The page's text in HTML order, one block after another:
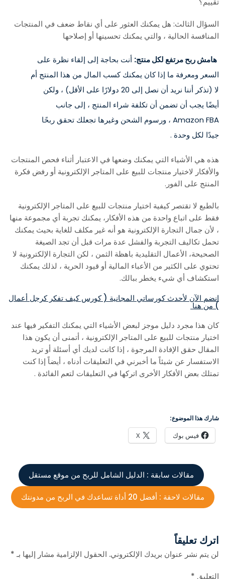
السؤال الثالث: هل يمكنك العثور على أي نقاط ضعف في المنتجات
المنافسة الحالية ، والتي يمكنك تحسينها أو إصلاحها
هامش ربح مرتفع لكل منتج: أنت بحاجة إلى إلقاء نظرة على
السعر ومعرفة ما إذا كان يمكنك كسب المال من هذا المنتج أم
لا (تذكر أننا نريد أن نصل إلى 20 دولارًا على الأقل) ، ولكن
أيضًا يجب أن تضمن أن تكلفة شراء المنتج ، إلى جانب
Amazon FBA ، ورسوم الشحن وغيرها تجعلك تحقق ربحًا
جيدًا لكل وحدة .
هذه هي الأشياء التي يمكنك وضعها في الاعتبار أثناء فحص المنتجات
والأفكار لاختيار منتجات للبيع على المتاجر الإلكترونية أو رفض فكرة
المنتج على الفور.
بالطبع لا تقتصر كيفية اختيار منتجات للبيع على المتاجر الإلكترونية
فقط على اتباع واحدة من هذه الأفكار، يمكنك تجربة أي مجموعة منها
، لأن جمال التجارة الإلكترونية هو أنه غير مكلف للغاية بحيث يمكنك
تحمل تكاليف التجربة والفشل عدة مرات قبل أن تجد الصيغة
الصحيحة، الأعمال التقليدية باهظة الثمن ، لكن التجارة الإلكترونية لا
تحتوي على الكثير من الأعباء المالية أو قيود الحرية ، لذلك يمكنك
استكشاف أي شيء يخطر ببالك.
انضم الآن لأحدث كورساتي المجانية ( كورس كيف تفكر كرجل أعمال
) من هنا
كان هذا مجرد دليل موجز لبعض الأشياء التي يمكنك التفكير فيها عند
اختيار منتجات للبيع على المتاجر الإلكترونية ، أتمنى أن يكون هذا
المقال حقق الإفادة المرجوة ، إذا كانت لديك أي أسئلة أو تريد
الاستفسار عن شيئاً ما أخبرني في التعليقات أدناه ، أيضاً إذا كنت
تمتلك بعض الأفكار الأخرى اتركها في التعليقات لتعم الفائدة .
شارك هذا الموضوع:
فيس بوك X
مقالات سابقة : الدليل الشامل للربح من موقع مستقل
مقالات لاحقة : أفضل 20 أداة تساعدك في الربح من مدونتك
اترك تعليقاً
لن يتم نشر عنوان بريدك الإلكتروني. الحقول الإلزامية مشار إليها بـ*
التعليق *